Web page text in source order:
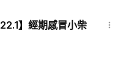
】經期感冒小柴